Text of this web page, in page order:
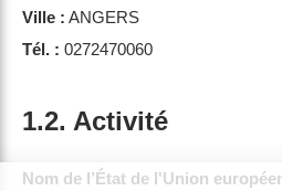
Ville : ANGERS
Tél. : 0272470060
1.2. Activité
Nom de l’État de l'Union